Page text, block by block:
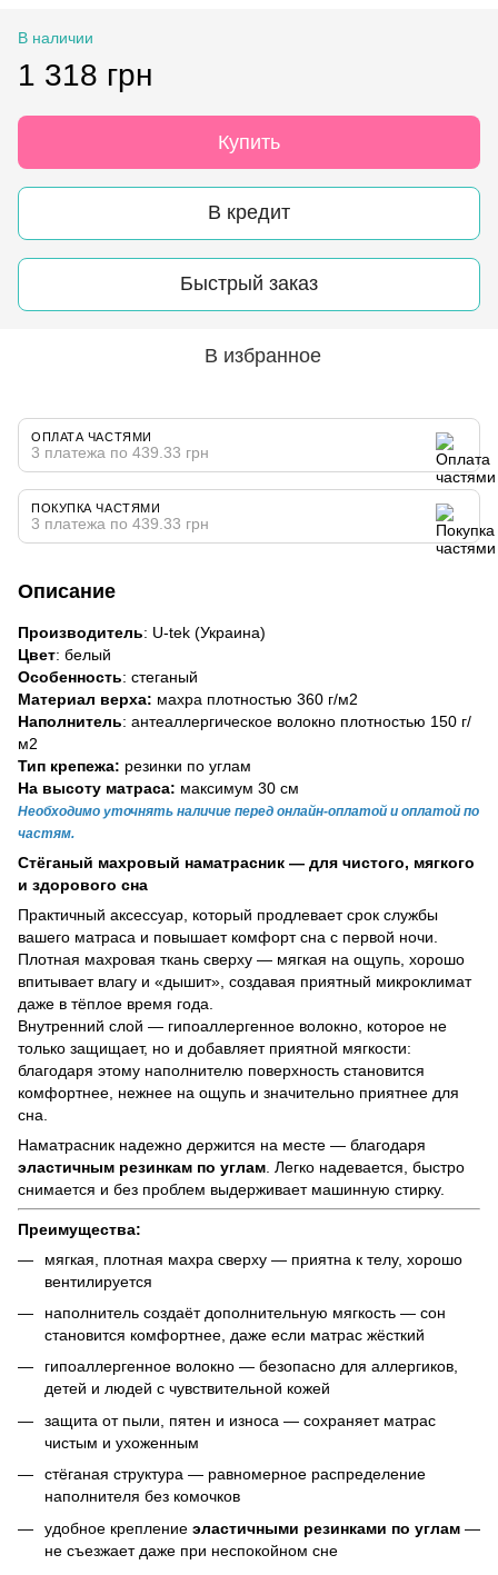
В наличии
1 318 грн
Купить
В кредит
Быстрый заказ
В избранное
ОПЛАТА ЧАСТЯМИ
3 платежа по 439.33 грн
ПОКУПКА ЧАСТЯМИ
3 платежа по 439.33 грн
Описание
Производитель: U-tek (Украина)
Цвет: белый
Особенность: стеганый
Материал верха: махра плотностью 360 г/м2
Наполнитель: антеаллергическое волокно плотностью 150 г/
м2
Тип крепежа: резинки по углам
На высоту матраса: максимум 30 см
Необходимо уточнять наличие перед онлайн-оплатой и оплатой по
частям.
Стёганый махровый наматрасник — для чистого, мягкого
и здорового сна
Практичный аксессуар, который продлевает срок службы
вашего матраса и повышает комфорт сна с первой ночи.
Плотная махровая ткань сверху — мягкая на ощупь, хорошо
впитывает влагу и «дышит», создавая приятный микроклимат
даже в тёплое время года.
Внутренний слой — гипоаллергенное волокно, которое не
только защищает, но и добавляет приятной мягкости:
благодаря этому наполнителю поверхность становится
комфортнее, нежнее на ощупь и значительно приятнее для
сна.
Наматрасник надежно держится на месте — благодаря
эластичным резинкам по углам . Легко надевается, быстро
снимается и без проблем выдерживает машинную стирку.
Преимущества:
мягкая, плотная махра сверху — приятна к телу, хорошо
вентилируется
наполнитель создаёт дополнительную мягкость — сон
становится комфортнее, даже если матрас жёсткий
гипоаллергенное волокно — безопасно для аллергиков,
детей и людей с чувствительной кожей
защита от пыли, пятен и износа — сохраняет матрас
чистым и ухоженным
стёганая структура — равномерное распределение
наполнителя без комочков
удобное крепление эластичными резинками по углам —
не съезжает даже при неспокойном сне